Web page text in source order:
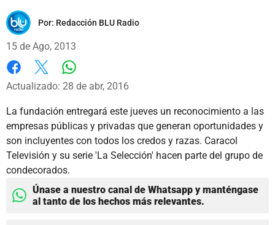
Por: Redacción BLU Radio
15 de Ago, 2013
Facebook
X
Actualizado: 28 de abr, 2016
La fundación entregará este jueves un reconocimiento a las
empresas públicas y privadas que generan oportunidades y
son incluyentes con todos los credos y razas. Caracol
Televisión y su serie 'La Selección' hacen parte del grupo de
condecorados.
Únase a nuestro canal de Whatsapp y manténgase
al tanto de los hechos más relevantes.